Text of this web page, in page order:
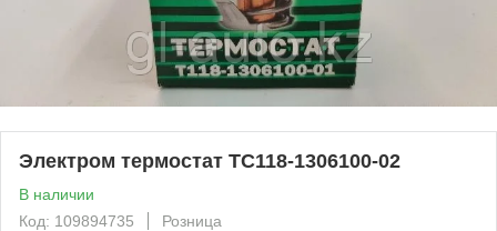
Электром термостат ТС118-1306100-02
В наличии
Код: 109894735
Розница